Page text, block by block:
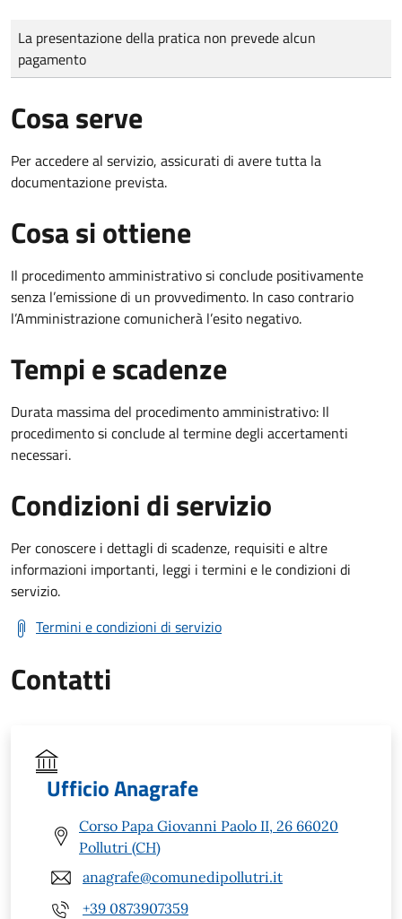
Tipo di pagamento
Importo
La presentazione della pratica non prevede alcun
pagamento
Cosa serve
Per accedere al servizio, assicurati di avere tutta la
documentazione prevista.
Cosa si ottiene
Il procedimento amministrativo si conclude positivamente
senza l’emissione di un provvedimento. In caso contrario
l’Amministrazione comunicherà l’esito negativo.
Tempi e scadenze
Durata massima del procedimento amministrativo: Il
procedimento si conclude al termine degli accertamenti
necessari.
Condizioni di servizio
Per conoscere i dettagli di scadenze, requisiti e altre
informazioni importanti, leggi i termini e le condizioni di
servizio.
Termini e condizioni di servizio
Contatti
Ufficio Anagrafe
Corso Papa Giovanni Paolo II, 26 66020
Pollutri (CH)
anagrafe@comunedipollutri.it
+39 0873907359